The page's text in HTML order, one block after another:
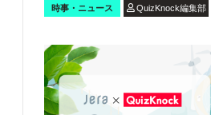
時事・ニュース QuizKnock編集部